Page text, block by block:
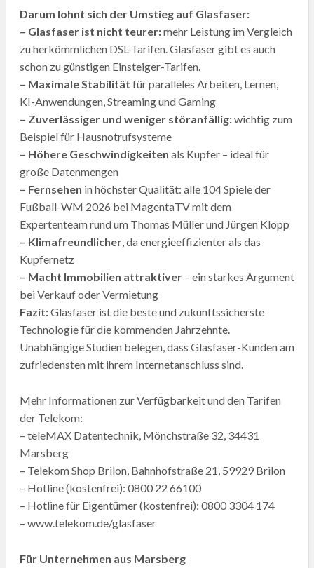
Darum lohnt sich der Umstieg auf Glasfaser:
– Glasfaser ist nicht teurer:mehr Leistung im Vergleich
zu herkömmlichen DSL-Tarifen. Glasfaser gibt es auch
schon zu günstigen Einsteiger-Tarifen.
– Maximale Stabilität für paralleles Arbeiten, Lernen,
KI-Anwendungen, Streaming und Gaming
– Zuverlässiger und weniger störanfällig:wichtig zum
Beispiel für Hausnotrufsysteme
– Höhere Geschwindigkeiten als Kupfer – ideal für
große Datenmengen
– Fernsehen in höchster Qualität: alle 104 Spiele der
Fußball-WM 2026 bei MagentaTV mit dem
Expertenteam rund um Thomas Müller und Jürgen Klopp
– Klimafreundlicher, da energieeffizienter als das
Kupfernetz
– Macht Immobilien attraktiver– ein starkes Argument
bei Verkauf oder Vermietung
Fazit:Glasfaser ist die beste und zukunftssicherste
Technologie für die kommenden Jahrzehnte.
Unabhängige Studien belegen, dass Glasfaser-Kunden am
zufriedensten mit ihrem Internetanschluss sind.
Mehr Informationen zur Verfügbarkeit und den Tarifen
der Telekom:
– teleMAX Datentechnik, Mönchstraße 32, 34431
Marsberg
– Telekom Shop Brilon, Bahnhofstraße 21, 59929 Brilon
– Hotline (kostenfrei): 0800 22 66100
– Hotline für Eigentümer (kostenfrei): 0800 3304 174
– www.telekom.de/glasfaser
Für Unternehmen aus Marsberg